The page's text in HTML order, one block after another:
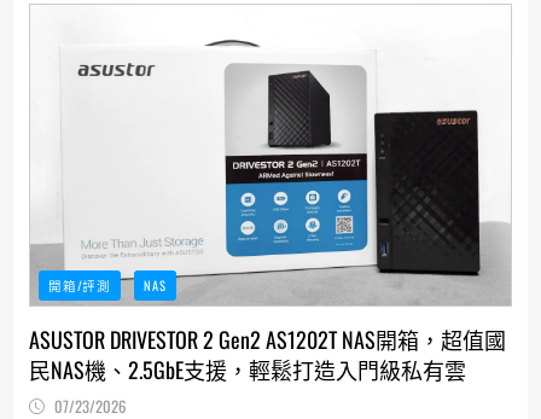
開箱/評測 NAS
ASUSTOR DRIVESTOR 2 Gen2 AS1202T NAS開箱，超值國
民NAS機、2.5GbE支援，輕鬆打造入門級私有雲
07/23/2026